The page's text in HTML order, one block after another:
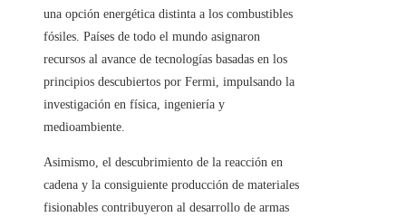
una opción energética distinta a los combustibles
fósiles. Países de todo el mundo asignaron
recursos al avance de tecnologías basadas en los
principios descubiertos por Fermi, impulsando la
investigación en física, ingeniería y
medioambiente.
Asimismo, el descubrimiento de la reacción en
cadena y la consiguiente producción de materiales
fisionables contribuyeron al desarrollo de armas